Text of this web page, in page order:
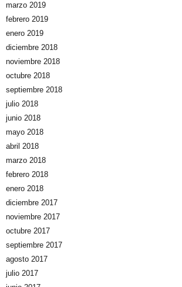
marzo 2019
febrero 2019
enero 2019
diciembre 2018
noviembre 2018
octubre 2018
septiembre 2018
julio 2018
junio 2018
mayo 2018
abril 2018
marzo 2018
febrero 2018
enero 2018
diciembre 2017
noviembre 2017
octubre 2017
septiembre 2017
agosto 2017
julio 2017